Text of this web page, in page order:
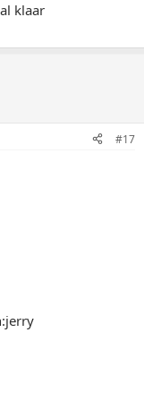
klaar
#17